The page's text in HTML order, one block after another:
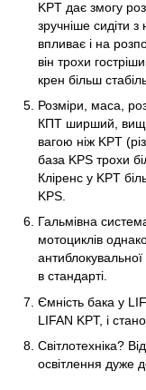
KPT дає змогу
зручніше сидіти
впливає і на
він трохи
крен більш
Розміри, маса,
КПТ ширший,
вагою ніж KPT
база KPS трохи
Кліренс у KPT
KPS.
Гальмівна
мотоциклів
в стандарті.
Ємність бака у
LIFAN KPT, і
Світлотехніка?
освітлення дуже